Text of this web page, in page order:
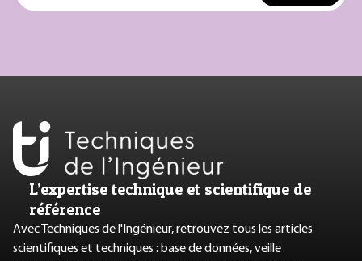
L’expertise technique et scientifique de
référence
Avec Techniques de l'Ingénieur, retrouvez tous les articles
scientifiques et techniques : base de données, veille